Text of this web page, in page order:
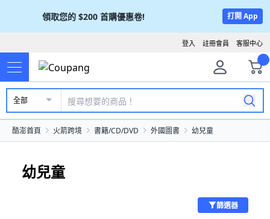
領取您的 $200 首購優惠卷! 打開 App
客服中心
註冊會員
登入
全部
酷澎首頁 火箭跨境 書籍/CD/DVD 外國圖書 幼兒童
幼兒童
篩選器